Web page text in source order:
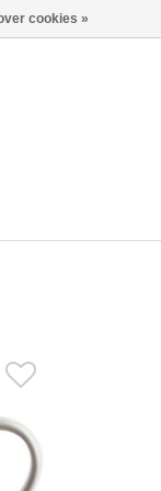
cookies »